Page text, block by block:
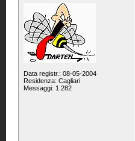
Data registr.: 08-05-2004
Residenza: Cagliari
Messaggi: 1.282